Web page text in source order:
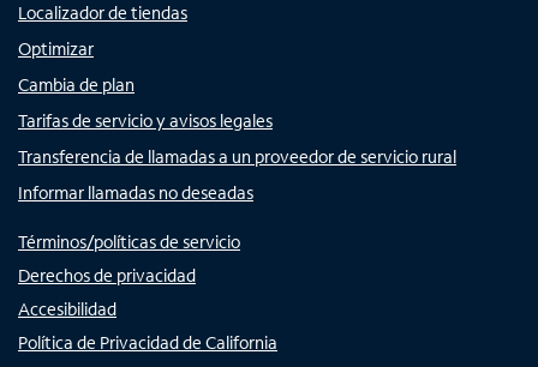
Localizador de tiendas
Optimizar
Cambia de plan
Tarifas de servicio y avisos legales
Transferencia de llamadas a un proveedor de servicio rural
Informar llamadas no deseadas
Términos/políticas de servicio
Derechos de privacidad
Accesibilidad
Política de Privacidad de California